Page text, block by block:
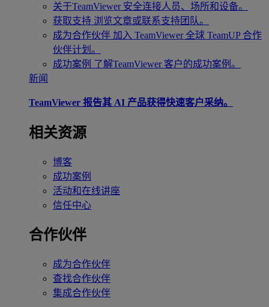
关于TeamViewer 安全连接人员、场所和设备。
获取支持 浏览文章或联系支持团队。
成为合作伙伴 加入 TeamViewer 全球 TeamUP 合作
伙伴计划。
成功案例 了解TeamViewer 客户的成功案例。
新闻
TeamViewer 报告其 AI 产品获得快速客户采纳。
相关资源
博客
成功案例
活动和在线讲座
信任中心
合作伙伴
成为合作伙伴
查找合作伙伴
集成合作伙伴